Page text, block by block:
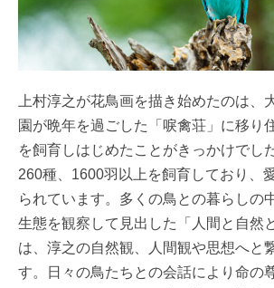
上村淳之が花鳥画を描き始めたのは、
園が晩年を過ごした「唳禽荘」に移り
を飼育しはじめたことがきっかけでし
260種、1600羽以上を飼育しており、
られています。多くの鳥との暮らしの
生態を観察して見出した「人間と自然
は、淳之の自然観、人間観や思想へと
す。日々の鳥たちとの会話により命の